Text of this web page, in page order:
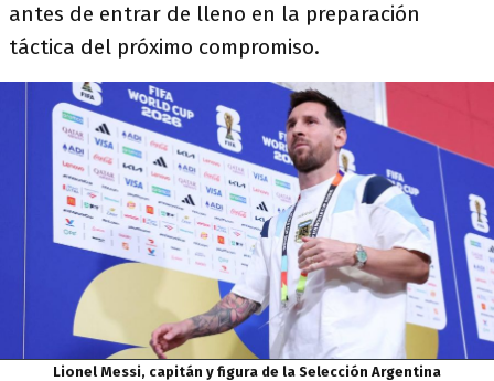
antes de entrar de lleno en la preparación
táctica del próximo compromiso.
Lionel Messi, capitán y figura de la Selección Argentina